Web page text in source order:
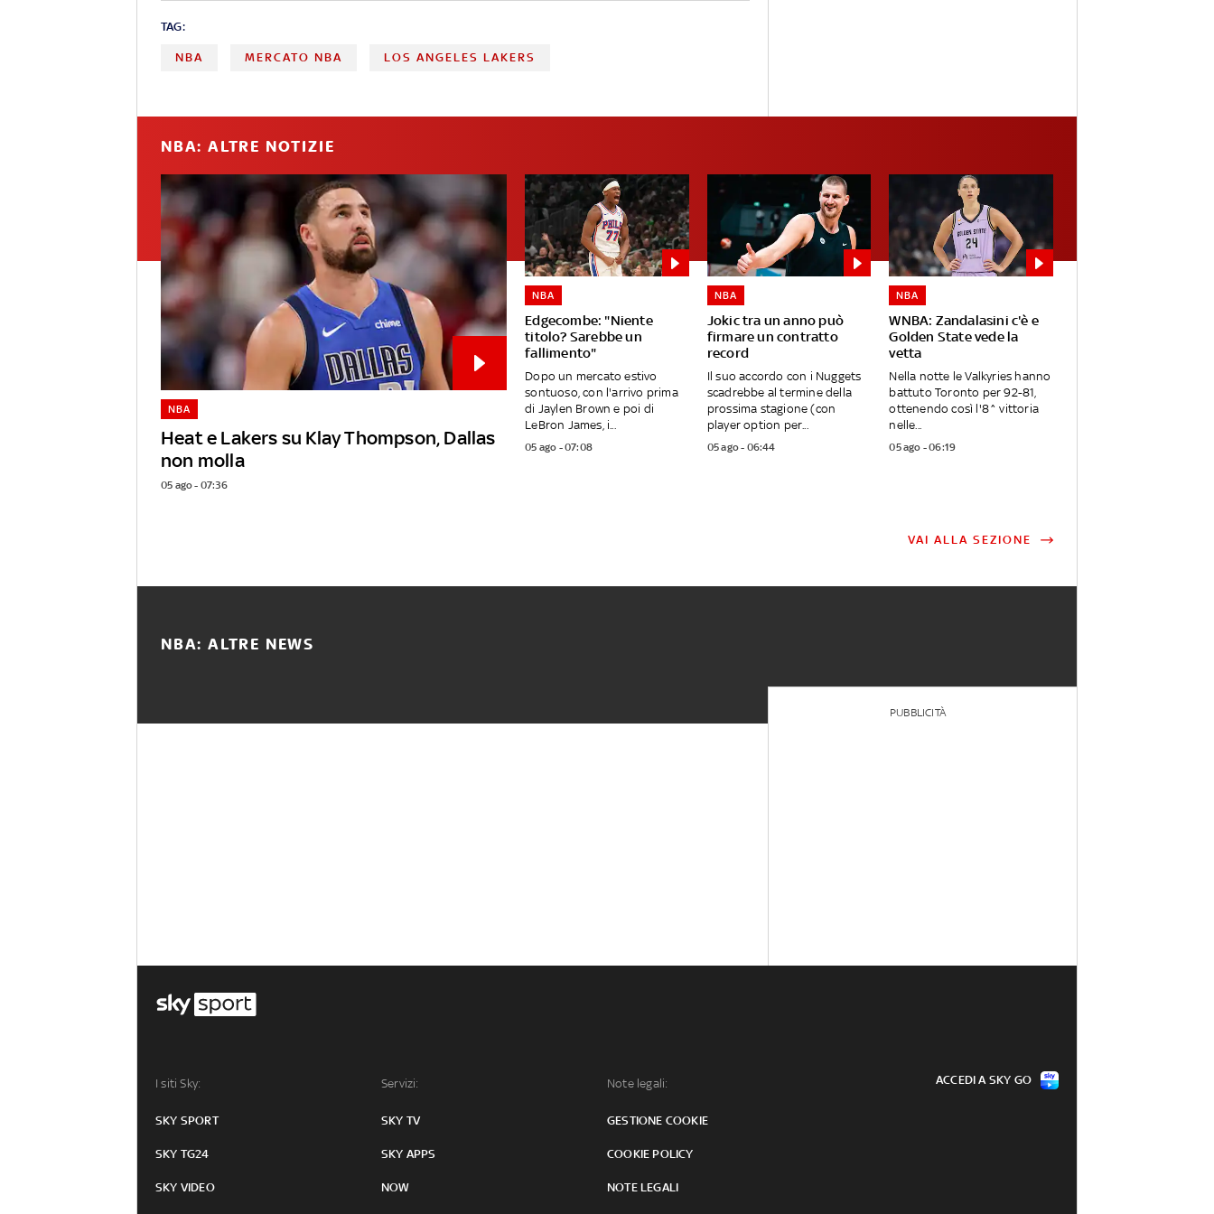
TAG:
NBA MERCATO NBA LOS ANGELES LAKERS
NBA: ALTRE NOTIZIE
Heat e Lakers su Klay Thompson, Dallas
non molla
NBA
05 ago - 07:36
Edgecombe: "Niente
titolo? Sarebbe un
fallimento"
NBA
Dopo un mercato estivo
sontuoso, con l'arrivo prima
di Jaylen Brown e poi di
LeBron James, i...
05 ago - 07:08
Jokic tra un anno può
firmare un contratto
record
NBA
Il suo accordo con i Nuggets
scadrebbe al termine della
prossima stagione (con
player option per...
05 ago - 06:44
WNBA: Zandalasini c'è e
Golden State vede la
vetta
NBA
Nella notte le Valkyries hanno
battuto Toronto per 92-81,
ottenendo così l'8^ vittoria
nelle...
05 ago - 06:19
VAI ALLA SEZIONE
NBA: ALTRE NEWS
PUBBLICITÀ
I siti Sky:
SKY SPORT
SKY TG24
SKY VIDEO
Servizi:
SKY TV
SKY APPS
NOW
Note legali:
GESTIONE COOKIE
COOKIE POLICY
NOTE LEGALI
ACCEDI A SKY GO